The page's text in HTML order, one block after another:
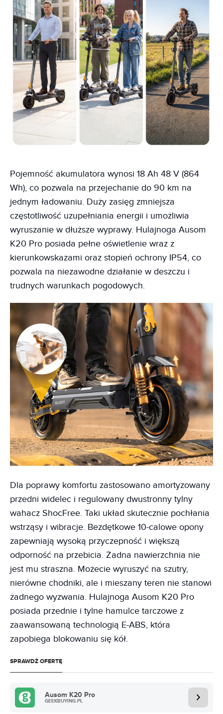
Pojemność akumulatora wynosi 18 Ah 48 V (864
Wh), co pozwala na przejechanie do 90 km na
jednym ładowaniu. Duży zasięg zmniejsza
częstotliwość uzupełniania energii i umożliwia
wyruszanie w dłuższe wyprawy. Hulajnoga Ausom
K20 Pro posiada pełne oświetlenie wraz z
kierunkowskazami oraz stopień ochrony IP54, co
pozwala na niezawodne działanie w deszczu i
trudnych warunkach pogodowych.
Dla poprawy komfortu zastosowano amortyzowany
przedni widelec i regulowany dwustronny tylny
wahacz ShocFree. Taki układ skutecznie pochłania
wstrząsy i wibracje. Bezdętkowe 10-calowe opony
zapewniają wysoką przyczepność i większą
odporność na przebicia. Żadna nawierzchnia nie
jest mu straszna. Możecie wyruszyć na szutry,
nierówne chodniki, ale i mieszany teren nie stanowi
żadnego wyzwania. Hulajnoga Ausom K20 Pro
posiada przednie i tylne hamulce tarczowe z
zaawansowaną technologią E-ABS, która
zapobiega blokowaniu się kół.
SPRAWDŹ OFERTĘ
Ausom K20 Pro
GEEKBUYING.PL